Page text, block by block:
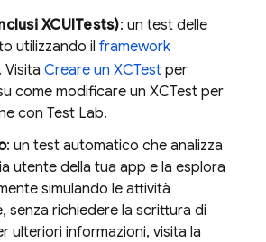
XCUITests): un test delle
utilizzando il framework
. Visita Creare un XCTest per
come modificare un XCTest per
con Test Lab.
: un test automatico che analizza
utente della tua app e la esplora
simulando le attività
senza richiedere la scrittura di
ulteriori informazioni, visita la